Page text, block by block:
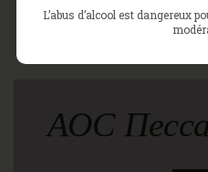
АОС
L’abus d’alcool est dangereux